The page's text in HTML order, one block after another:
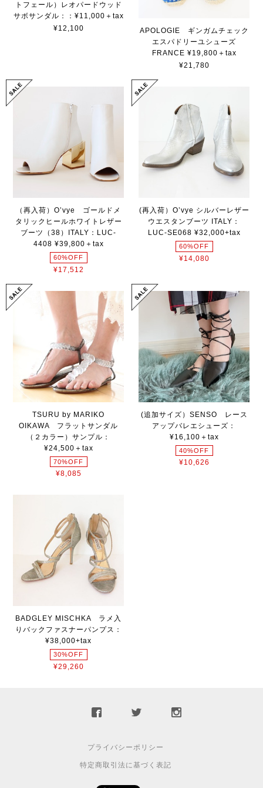
トフェール）レオパードウッド
サボサンダル：：¥11,000＋tax
¥12,100
APOLOGIE ギンガムチェック
エスパドリーユシューズ
FRANCE ¥19,800＋tax
¥21,780
（再入荷）O’vye ゴールドメ
タリックヒールホワイトレザー
ブーツ（38）ITALY：LUC-
4408 ¥39,800＋tax
60%OFF
¥17,512
(再入荷）O’vye シルバーレザー
ウエスタンブーツ ITALY：
LUC-SE068 ¥32,000+tax
60%OFF
¥14,080
TSURU by MARIKO
OIKAWA フラットサンダル
（２カラー）サンプル：
¥24,500＋tax
70%OFF
¥8,085
(追加サイズ）SENSO レース
アップバレエシューズ：
¥16,100＋tax
40%OFF
¥10,626
BADGLEY MISCHKA ラメ入
りバックファスナーパンプス：
¥38,000+tax
30%OFF
¥29,260
プライバシーポリシー
特定商取引法に基づく表記